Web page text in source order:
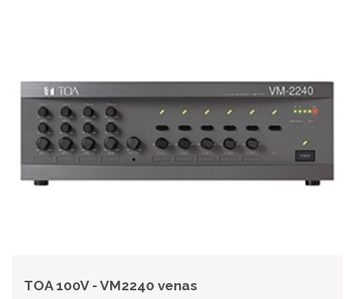
TOA 100V - VM2240 venas